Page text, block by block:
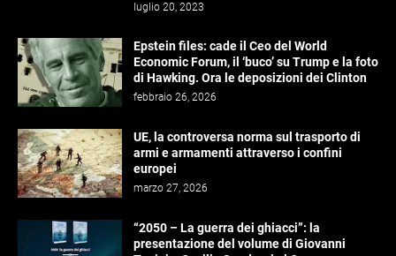
luglio 20, 2023
Epstein files: cade il Ceo del World
Economic Forum, il ‘buco’ su Trump e la foto
di Hawking. Ora le deposizioni dei Clinton
febbraio 26, 2026
UE, la controversa norma sul trasporto di
armi e armamenti attraverso i confini
europei
marzo 27, 2026
“2050 – La guerra dei ghiacci”: la
presentazione del volume di Giovanni